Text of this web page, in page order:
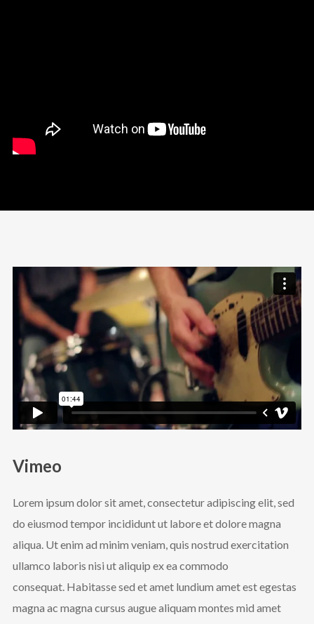
Vimeo
Lorem ipsum dolor sit amet, consectetur adipiscing elit, sed
do eiusmod tempor incididunt ut labore et dolore magna
aliqua. Ut enim ad minim veniam, quis nostrud exercitation
ullamco laboris nisi ut aliquip ex ea commodo
consequat. Habitasse sed et amet lundium amet est egestas
magna ac magna cursus augue aliquam montes mid amet